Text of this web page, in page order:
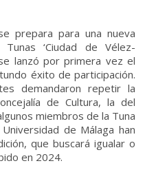
prepara para una nueva
‘Ciudad de Vélez-
lanzó por primera vez el
éxito de participación.
demandaron repetir la
de Cultura, la del
miembros de la Tuna
de Málaga han
que buscará igualar o
en 2024.